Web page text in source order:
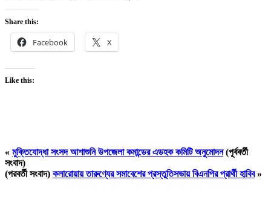
Share this:
Facebook X
Like this:
« মুক্তিযোদ্ধা সংসদ আশাশুনি উপজেলা কমান্ডের এডহক কমিটি অনুমোদন(পূর্ববর্তী
সংবাদ)
(পরবর্তী সংবাদ) কলারোয়ায় তারুণ্যের সমাবেশের প্রস্তুতিসভায় বিএনপির প্রার্থী হাবিব»